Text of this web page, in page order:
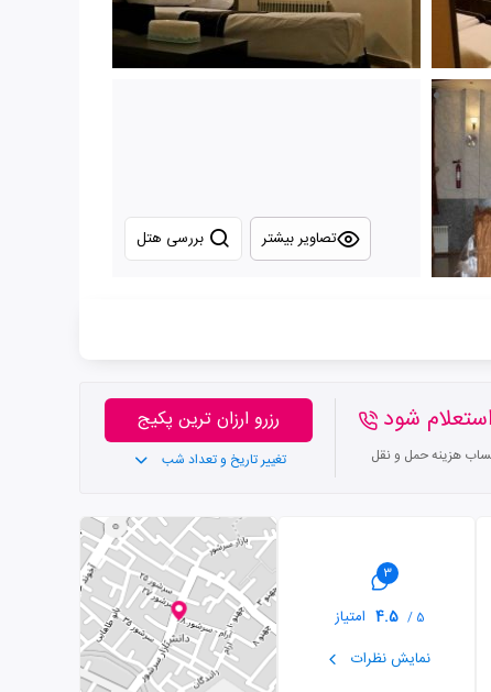
تصاویر بیشتر
شود
هزینه حمل و نقل
رزرو ارزان ترین پکیج
تغییر تاریخ و تعداد شب
3
5 /
4.5 امتیاز
نمایش نظرات